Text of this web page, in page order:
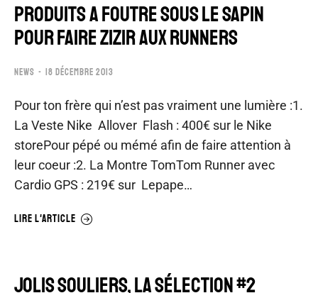
PRODUITS A FOUTRE SOUS LE SAPIN
POUR FAIRE ZIZIR AUX RUNNERS
NEWS 18 DÉCEMBRE 2013
Pour ton frère qui n’est pas vraiment une lumière :1.
La Veste Nike Allover Flash : 400€ sur le Nike
storePour pépé ou mémé afin de faire attention à
leur coeur :2. La Montre TomTom Runner avec
Cardio GPS : 219€ sur Lepape…
LIRE L'ARTICLE
JOLIS SOULIERS, LA SÉLECTION #2